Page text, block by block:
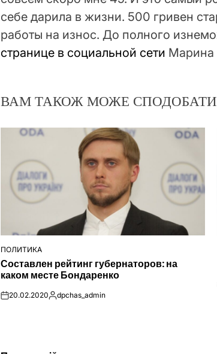
себе дарила в жизни. 500 гривен
работы на износ. До полного
странице в социальной сети Марина
ВАМ ТАКОЖ МОЖЕ
ОПУБЛІКУВАТИ
У
ПОЛИТИКА
Составлен рейтинг губернаторов: на
каком месте Бондаренко
on20.02.2020Опубліковано
dpchas_admin